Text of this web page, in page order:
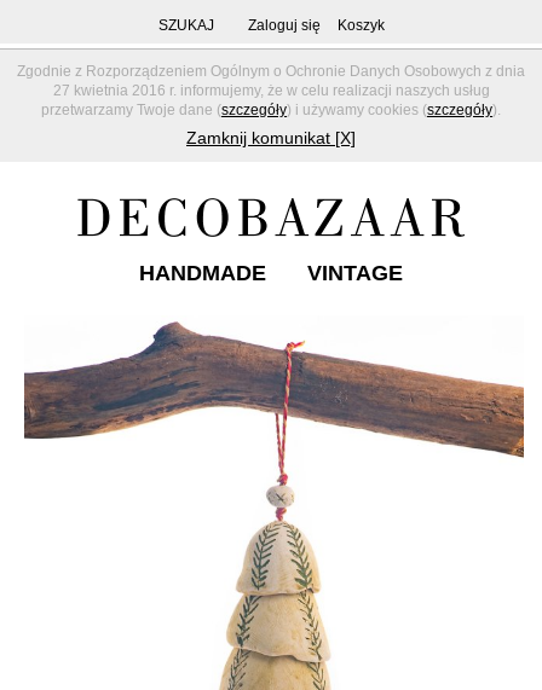
Zgodnie z Rozporządzeniem Ogólnym o Ochronie Danych Osobowych z dnia
27 kwietnia 2016 r. informujemy, że w celu realizacji naszych usług
przetwarzamy Twoje dane (szczegóły) i używamy cookies (szczegóły).
Zamknij komunikat [X]
SZUKAJ Zaloguj się Koszyk
HANDMADE VINTAGE